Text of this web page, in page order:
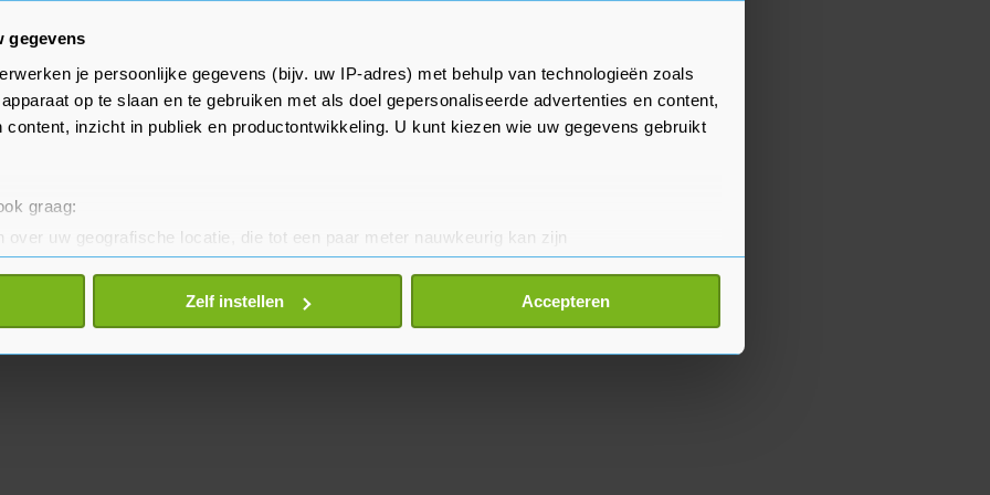
gegevens
je persoonlijke gegevens (bijv. uw IP-adres) met behulp van technologieën zoals
op te slaan en te gebruiken met als doel gepersonaliseerde advertenties en content,
content, inzicht in publiek en productontwikkeling. U kunt kiezen wie uw gegevens gebruikt
graag:
over uw geografische locatie, die tot een paar meter nauwkeurig kan zijn
door het actief te scannen op specifieke eigenschappen (fingerprinting)
gegevens worden verwerkt en stel uw voorkeuren in het
detailgedeelte
of intrekken in de Cookieverklaring.
Zelf instellen Accepteren
en neemt na 37 speelronden
punten. AC Milan, Napoli,
voor de laatste twee Italiaanse
League.